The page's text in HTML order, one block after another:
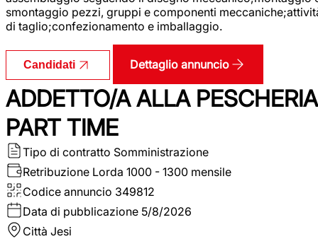
smontaggio pezzi, gruppi e componenti
di taglio;confezionamento e imballaggio.
Candidati Dettaglio annuncio
ADDETTO/A ALLA PESCHERIA
PART TIME
Tipo di contratto Somministrazione
Retribuzione Lorda 1000 - 1300 mensile
Codice annuncio 349812
Data di pubblicazione 5/8/2026
Città Jesi